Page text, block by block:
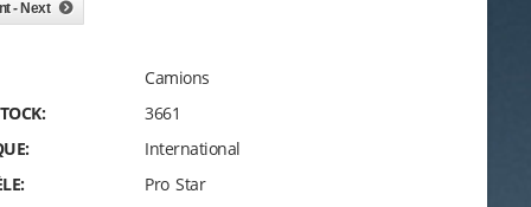
- Next
Camions
3661
International
Pro Star